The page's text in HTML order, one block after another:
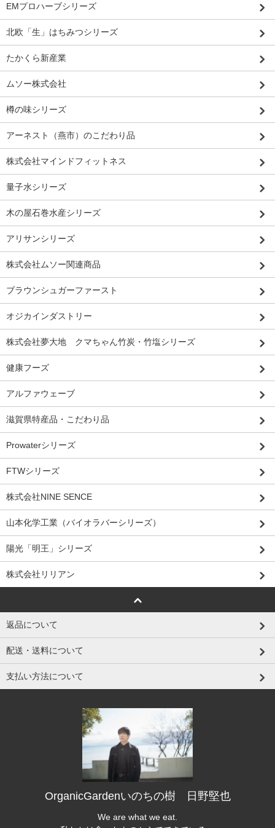
EMプロハーブシリーズ
北欧「生」はちみつシリーズ
たかくら新産業
ムソー株式会社
樽の味シリーズ
アーネスト（燕市）のこだわり品
株式会社マインドフィットネス
量子水シリーズ
木の屋石巻水産シリーズ
アリサンシリーズ
株式会社ムソー関連商品
ブラウンシュガーファースト
オジカインダストリー
株式会社夢大地 クマちゃん竹炭・竹塩シリーズ
健康フーズ
アルファウェーブ
滋賀県特産品・こだわり品
Prowaterシリーズ
FTWシリーズ
株式会社NINE SENCE
山本化学工業（バイオラバーシリーズ）
陽光「明王」シリーズ
株式会社リリアン
返品について
配送・送料について
支払い方法について
OrganicGardenいのちの樹 日野堅也
We are what we eat.